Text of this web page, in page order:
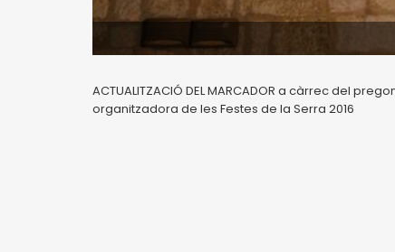
ACTUALITZACIÓ DEL MARCADOR a càrrec del
organitzadora de les Festes de la Serra 2016